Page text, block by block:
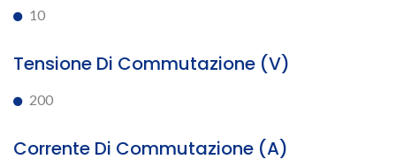
10
Tensione Di Commutazione (V)
200
Corrente Di Commutazione (A)